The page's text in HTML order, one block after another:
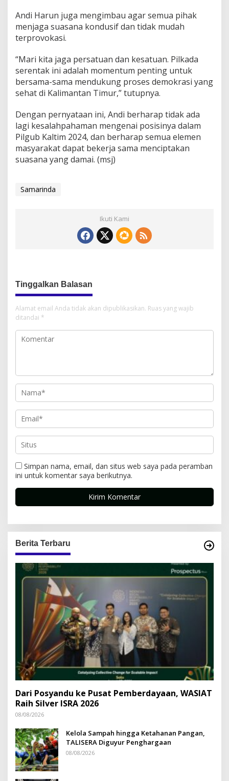
Andi Harun juga mengimbau agar semua pihak
menjaga suasana kondusif dan tidak mudah
terprovokasi.
“Mari kita jaga persatuan dan kesatuan. Pilkada
serentak ini adalah momentum penting untuk
bersama-sama mendukung proses demokrasi yang
sehat di Kalimantan Timur,” tutupnya.
Dengan pernyataan ini, Andi berharap tidak ada
lagi kesalahpahaman mengenai posisinya dalam
Pilgub Kaltim 2024, dan berharap semua elemen
masyarakat dapat bekerja sama menciptakan
suasana yang damai. (msj)
Samarinda
Ikuti Kami
Tinggalkan Balasan
Alamat email Anda tidak akan dipublikasikan. Ruas yang wajib
ditandai *
Simpan nama, email, dan situs web saya pada peramban
ini untuk komentar saya berikutnya.
Berita Terbaru
Dari Posyandu ke Pusat Pemberdayaan, WASIAT
Raih Silver ISRA 2026
08/08/2026
Kelola Sampah hingga Ketahanan Pangan,
TALISERA Diguyur Penghargaan
08/08/2026